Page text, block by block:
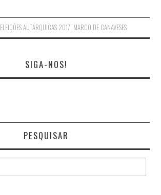
ELEIÇÕES AUTÁRQUICAS 2017, MARCO DE CANAVESES
SIGA-NOS!
PESQUISAR